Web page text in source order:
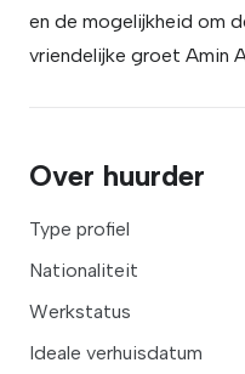
en de mogelijkheid om
vriendelijke groet Amin
Over huurder
Type profiel
Nationaliteit
Werkstatus
Ideale verhuisdatum